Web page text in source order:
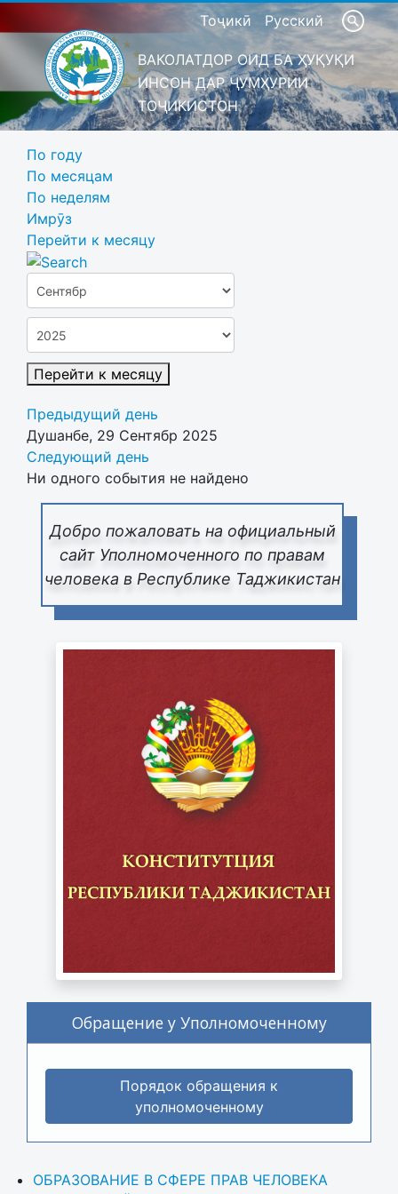
Тоҷикӣ Русский
ВАКОЛАТДОР ОИД БА ҲУҚУҚИ
ИНСОН ДАР ҶУМҲУРИИ
ТОҶИКИСТОН
Добро пожаловать на официальный
сайт Уполномоченного по правам
человека в Республике Таджикистан
Обращение у Уполномоченному
Порядок обращения к
уполномоченному
ОБРАЗОВАНИЕ В СФЕРЕ ПРАВ ЧЕЛОВЕКА
По году
По месяцам
По неделям
Имрӯз
Перейти к месяцу
Перейти к месяцу
Предыдущий день
Душанбе, 29 Сентябр 2025
Следующий день
Ни одного события не найдено